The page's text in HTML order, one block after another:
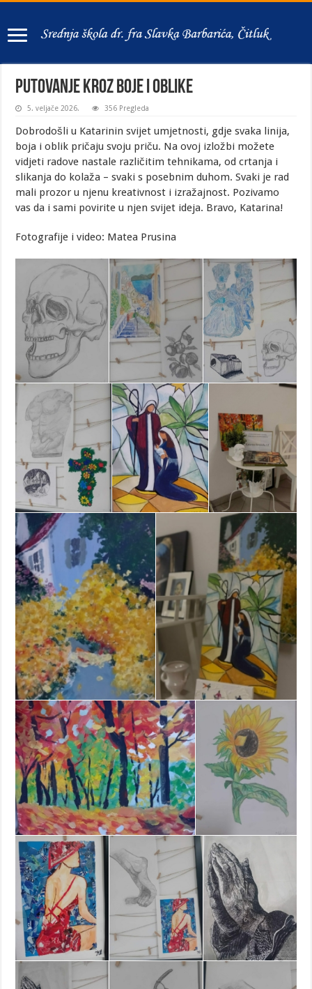
Putovanje kroz boje i oblike
5. veljače 2026. 356 Pregleda
Dobrodošli u Katarinin svijet umjetnosti, gdje svaka linija,
boja i oblik pričaju svoju priču. Na ovoj izložbi možete
vidjeti radove nastale različitim tehnikama, od crtanja i
slikanja do kolaža – svaki s posebnim duhom. Svaki je rad
mali prozor u njenu kreativnost i izražajnost. Pozivamo
vas da i sami povirite u njen svijet ideja. Bravo, Katarina!
Fotografije i video: Matea Prusina